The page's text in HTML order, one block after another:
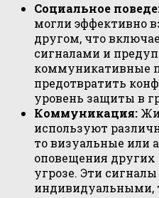
Социальное
могли эффективно
другом, что
сигналами и
коммуникативные
предотвратить
уровень защиты в
Коммуникация:
используют
то визуальные или
оповещения других
угрозе. Эти
индивидуальными,